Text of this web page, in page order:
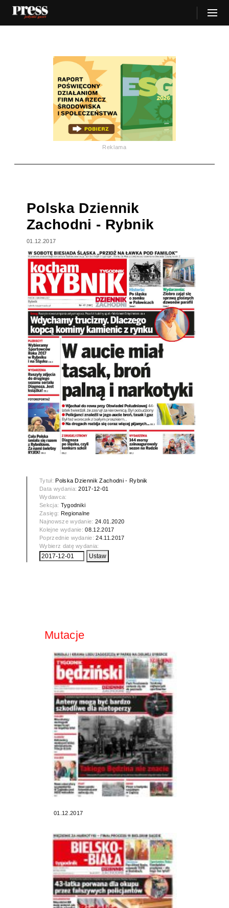
Reklama
Polska Dziennik
Zachodni - Rybnik
01.12.2017
Tytuł:Polska Dziennik Zachodni - Rybnik
Data wydania:2017-12-01
Wydawca:
Sekcja: Tygodniki
Zasięg: Regionalne
Najnowsze wydanie:24.01.2020
Kolejne wydanie:08.12.2017
Poprzednie wydanie:24.11.2017
Wybierz datę wydania:
Mutacje
01.12.2017